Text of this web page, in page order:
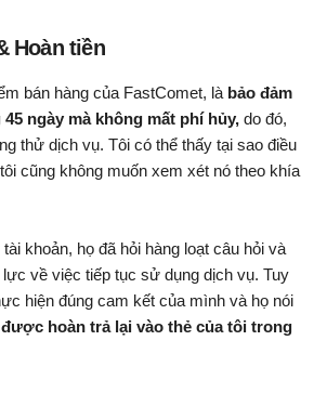
Hoàn tiền
bán hàng của FastComet, là bảo đảm
ngày mà không mất phí hủy, do đó,
thử dịch vụ. Tôi có thể thấy tại sao điều
cũng không muốn xem xét nó theo khía
khoản, họ đã hỏi hàng loạt câu hỏi và
về việc tiếp tục sử dụng dịch vụ. Tuy
hiện đúng cam kết của mình và họ nói
hoàn trả lại vào thẻ của tôi trong